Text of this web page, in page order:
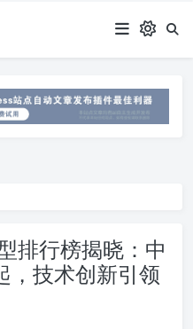
排行榜揭晓：中
，技术创新引领